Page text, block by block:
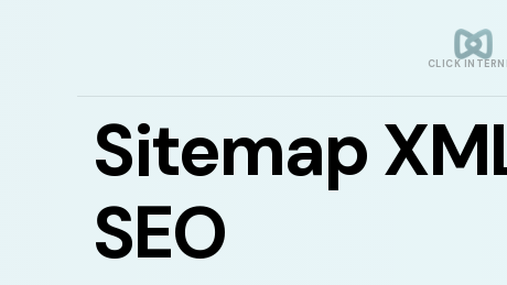
CLICK
Sitemap
SEO